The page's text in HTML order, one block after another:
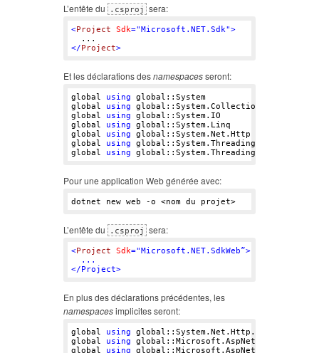
L’entête du .csproj sera:
<Project Sdk="Microsoft.NET.Sdk">
</Project>
Et les déclarations desnamespacesseront:
global using global::System
global using global::System.Collections.Generic
global using global::System.IO
global using global::System.Linq
global using global::System.Net.Http
global using global::System.Threading
global using
Pour une application Web générée avec:
L’entête du .csproj sera:
<Project Sdk="Microsoft.NET.SdkWeb”>
  ...
En plus des déclarations précédentes, les
namespacesimplicites seront:
global using global::System.Net.Http.Json
global using global::Microsoft.AspNetCore.Builder
global using global::Microsoft.AspNetCore.Hosting